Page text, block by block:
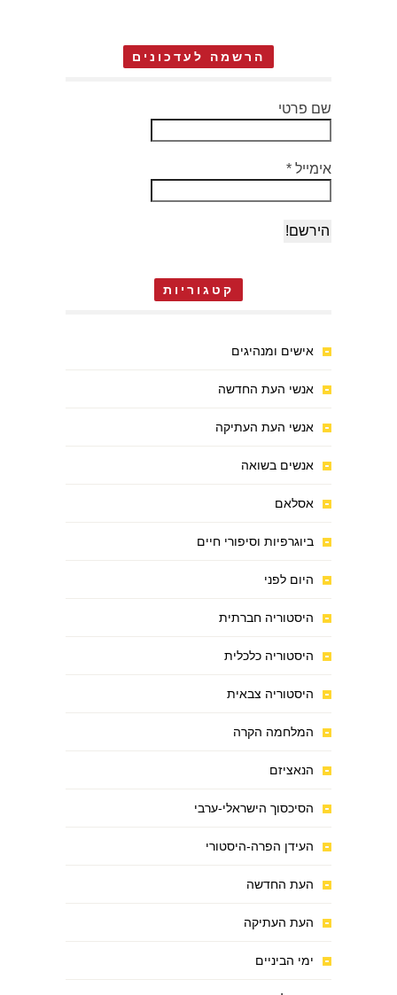
הרשמה לעדכונים
שם פרטי
אימייל *
קטגוריות
אישים ומנהיגים
אנשי העת החדשה
אנשי העת העתיקה
אנשים בשואה
אסלאם
ביוגרפיות וסיפורי חיים
היום לפני
היסטוריה חברתית
היסטוריה כלכלית
היסטוריה צבאית
המלחמה הקרה
הנאציזם
הסיכסוך הישראלי-ערבי
העידן הפרה-היסטורי
העת החדשה
העת העתיקה
ימי הביניים